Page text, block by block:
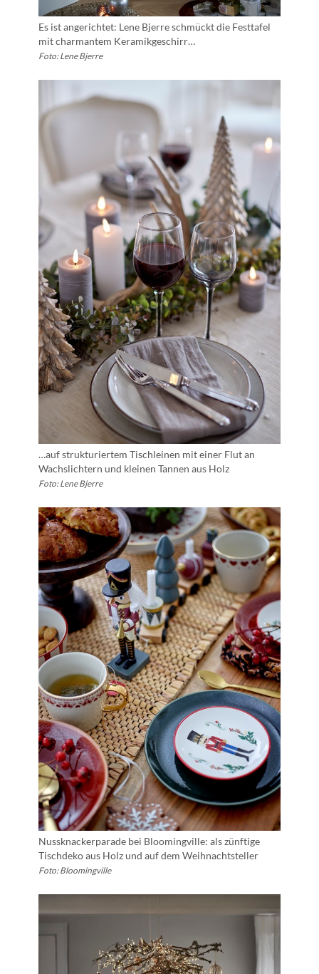
Es ist angerichtet: Lene Bjerre schmückt die Festtafel
mit charmantem Keramikgeschirr…
Foto: Lene Bjerre
…auf strukturiertem Tischleinen mit einer Flut an
Wachslichtern und kleinen Tannen aus Holz
Foto: Lene Bjerre
Nussknackerparade bei Bloomingville: als zünftige
Tischdeko aus Holz und auf dem Weihnachtsteller
Foto: Bloomingville